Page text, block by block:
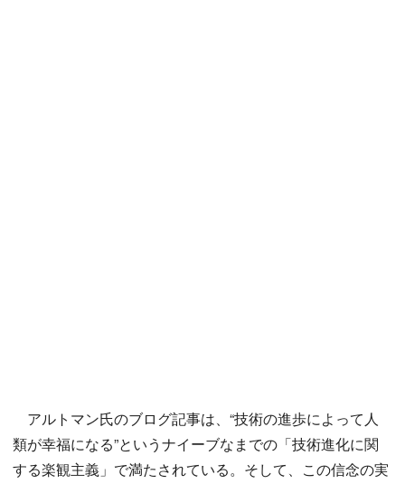
アルトマン氏のブログ記事は、“技術の進歩によって人
類が幸福になる”というナイーブなまでの「技術進化に関
する楽観主義」で満たされている。そして、この信念の実